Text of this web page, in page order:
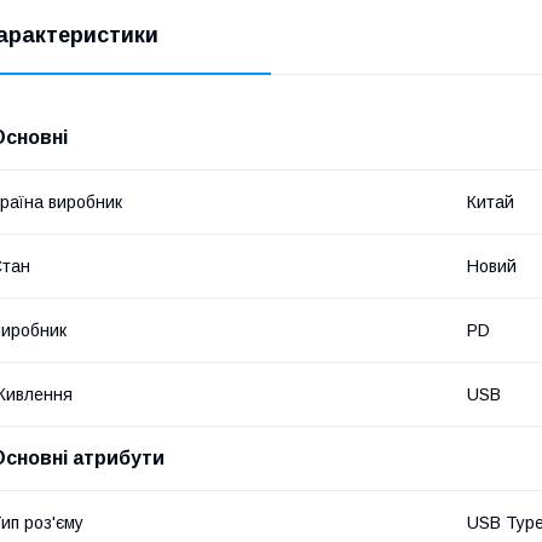
виробник Китай
Новий
PD
USB
атрибути
роз'єму USB